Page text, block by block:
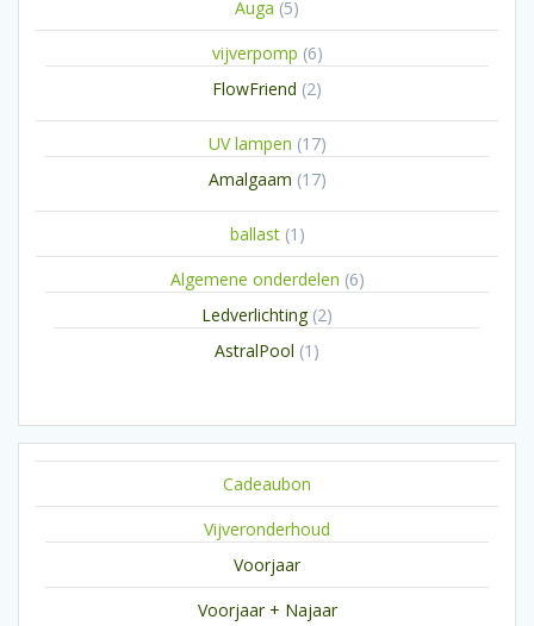
Auga 55
producten
vijverpomp 66
FlowFriend 22
UV lampen 1717
Amalgaam 1717
ballast 1 1
product
Algemene onderdelen 66
Ledverlichting 22
AstralPool 1 1
Cadeaubon
Vijveronderhoud
Voorjaar
Voorjaar + Najaar